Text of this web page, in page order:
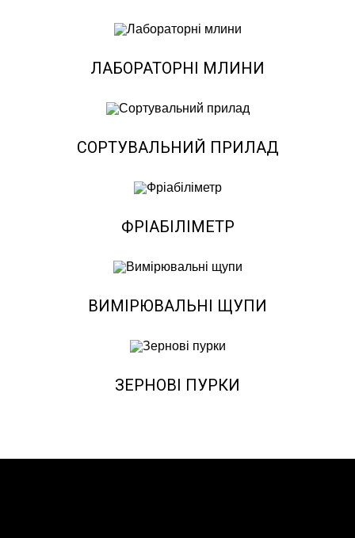
ЛАБОРАТОРНІ МЛИНИ
СОРТУВАЛЬНИЙ ПРИЛАД
ФРІАБІЛІМЕТР
ВИМІРЮВАЛЬНІ ЩУПИ
ЗЕРНОВІ ПУРКИ